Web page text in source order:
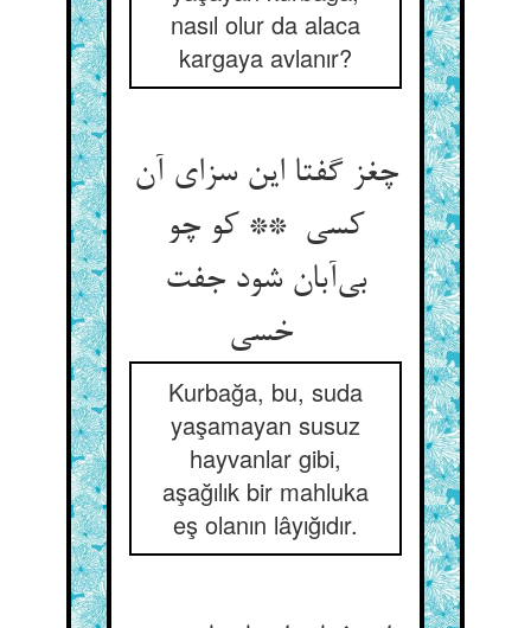
nasıl olur da alaca
kargaya avlanır?
چغز گفتا این سزای آن
کسی ** کو چو
بی‌آبان شود جفت
Kurbağa, bu, suda
yaşamayan susuz
hayvanlar gibi,
aşağılık bir mahluka
eş olanın lâyığıdır.